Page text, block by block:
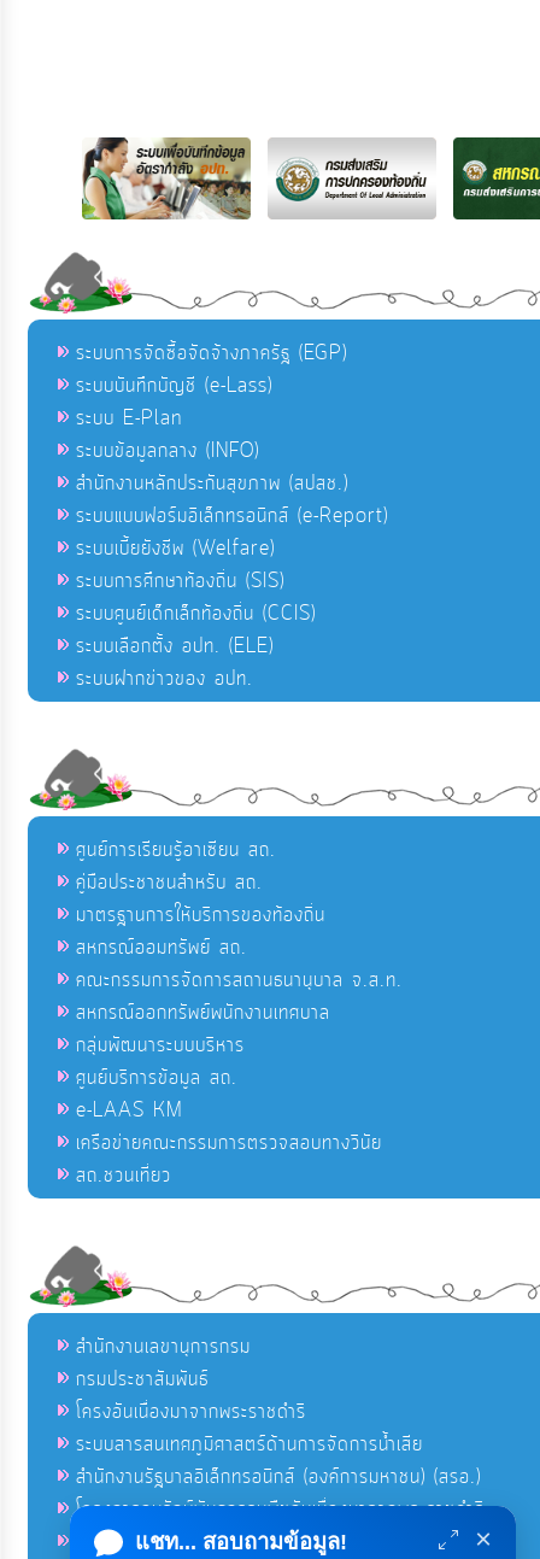
ระบบการจัดซื้อจัดจ้างภาครัฐ (EGP)
ระบบบันทึกบัญชี (e-Lass)
ระบบ E-Plan
ระบบข้อมูลกลาง (INFO)
สำนักงานหลักประกันสุขภาพ (สปสช.)
ระบบแบบฟอร์มอิเล็กทรอนิกส์ (e-Report)
ระบบเบี้ยยังชีพ (Welfare)
ระบบการศึกษาท้องถิ่น (SIS)
ระบบศูนย์เด็กเล็กท้องถิ่น (CCIS)
ระบบเลือกตั้ง อปท. (ELE)
ระบบฝากข่าวของ อปท.
ศูนย์การเรียนรู้อาเซียน สถ.
คู่มือประชาชนสำหรับ สถ.
มาตรฐานการให้บริการของท้องถิ่น
สหกรณ์ออมทรัพย์ สถ.
คณะกรรมการจัดการสถานธนานุบาล จ.ส.ท.
สหกรณ์ออกทรัพย์พนักงานเทศบาล
กลุ่มพัฒนาระบบบริหาร
ศูนย์บริการข้อมูล สถ.
e-LAAS KM
เครือข่ายคณะกรรมการตรวจสอบทางวินัย
สถ.ชวนเที่ยว
สำนักงานเลขานุการกรม
กรมประชาสัมพันธ์
โครงอันเนื่องมาจากพระราชดำริ
ระบบสารสนเทศภูมิศาสตร์ด้านการจัดการน้ำเสีย
สำนักงานรัฐบาลอิเล็กทรอนิกส์ (องค์การมหาชน) (สรอ.)
โครงการอนุรักษ์พันธุกรรมพืชอันเนื่องมาจากพระราชดำริ
คลังข่าวมหาไทย
แชท... สอบถามข้อมูล! ×